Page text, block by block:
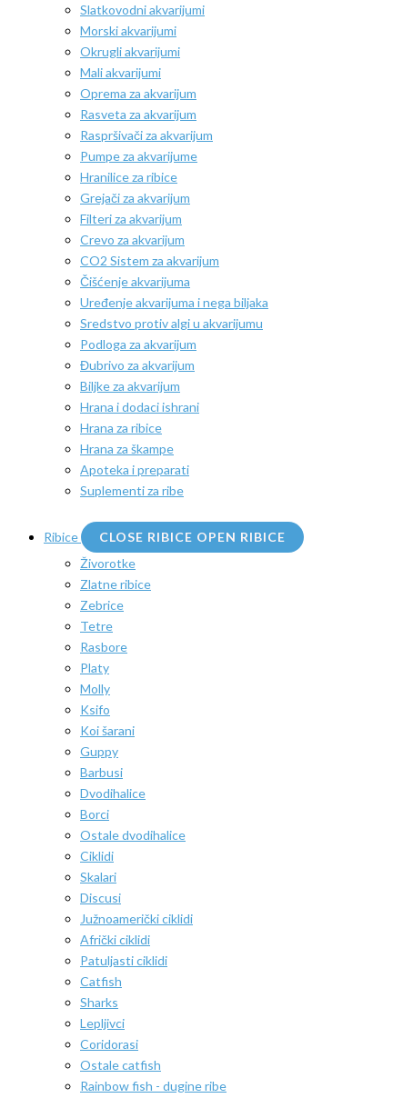
Slatkovodni akvarijumi
Morski akvarijumi
Okrugli akvarijumi
Mali akvarijumi
Oprema za akvarijum
Rasveta za akvarijum
Raspršivači za akvarijum
Pumpe za akvarijume
Hranilice za ribice
Grejači za akvarijum
Filteri za akvarijum
Crevo za akvarijum
CO2 Sistem za akvarijum
Čišćenje akvarijuma
Uređenje akvarijuma i nega biljaka
Sredstvo protiv algi u akvarijumu
Podloga za akvarijum
Đubrivo za akvarijum
Biljke za akvarijum
Hrana i dodaci ishrani
Hrana za ribice
Hrana za škampe
Apoteka i preparati
Suplementi za ribe
Ribice CLOSE RIBICE OPEN RIBICE
Živorotke
Zlatne ribice
Zebrice
Tetre
Rasbore
Platy
Molly
Ksifo
Koi šarani
Guppy
Barbusi
Dvodihalice
Borci
Ostale dvodihalice
Ciklidi
Skalari
Discusi
Južnoamerički ciklidi
Afrički ciklidi
Patuljasti ciklidi
Catfish
Sharks
Lepljivci
Coridorasi
Ostale catfish
Rainbow fish - dugine ribe